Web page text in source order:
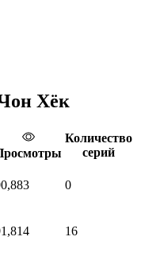
Хёк
Количество
серий
0
16